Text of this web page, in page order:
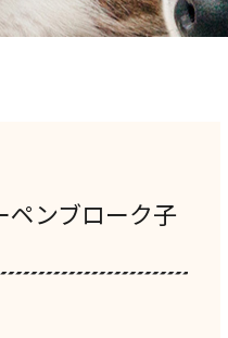
ペンブローク子